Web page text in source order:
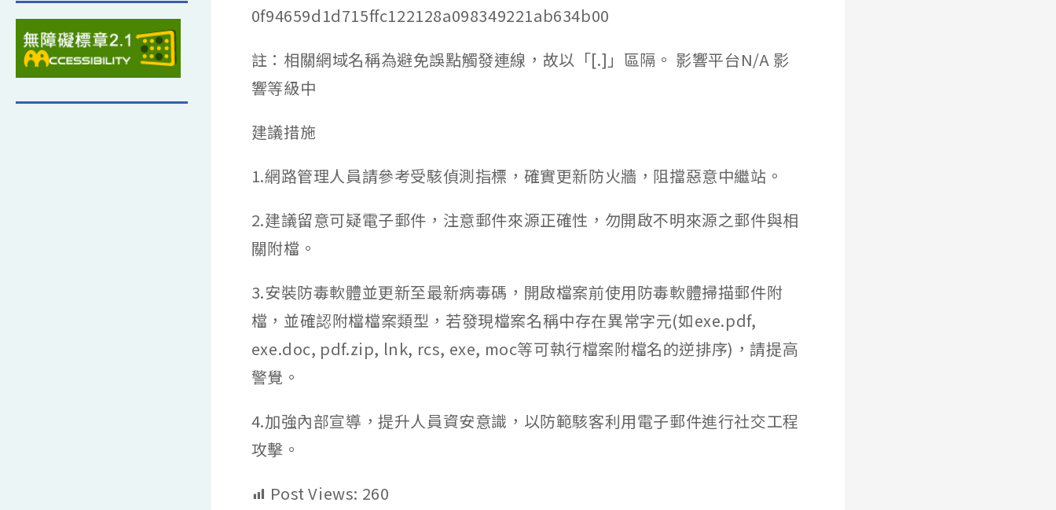
0f94659d1d715ffc122128a098349221ab634b00
註：相關網域名稱為避免誤點觸發連線，故以「[.]」區隔。 影響平台N/A 影
響等級中
建議措施
1.網路管理人員請參考受駭偵測指標，確實更新防火牆，阻擋惡意中繼站。
2.建議留意可疑電子郵件，注意郵件來源正確性，勿開啟不明來源之郵件與相
關附檔。
3.安裝防毒軟體並更新至最新病毒碼，開啟檔案前使用防毒軟體掃描郵件附
檔，並確認附檔檔案類型，若發現檔案名稱中存在異常字元(如exe.pdf,
exe.doc, pdf.zip, lnk, rcs, exe, moc等可執行檔案附檔名的逆排序)，請提高
警覺。
4.加強內部宣導，提升人員資安意識，以防範駭客利用電子郵件進行社交工程
攻擊。
Post Views: 260